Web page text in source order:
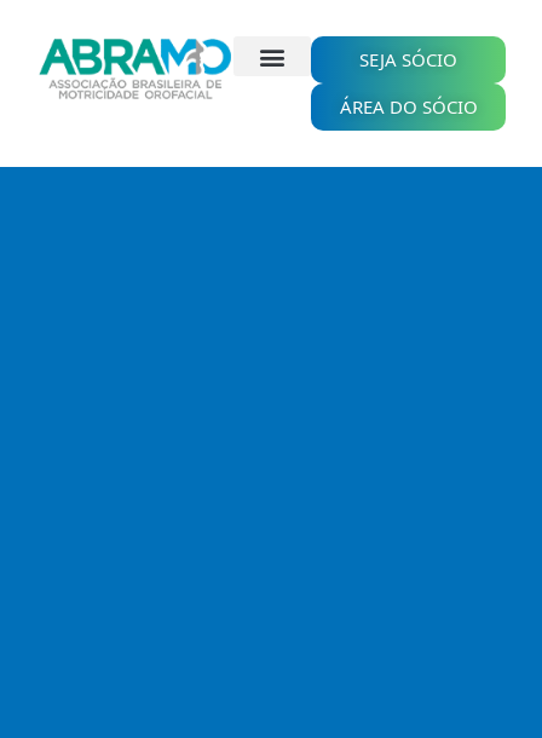
conteúdo
SEJA SÓCIO
ÁREA DO SÓCIO